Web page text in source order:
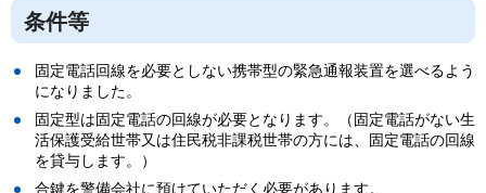
条件等
固定電話回線を必要としない携帯型の緊急通報装置を選べるよう
になりました。
固定型は固定電話の回線が必要となります。（固定電話がない生
活保護受給世帯又は住民税非課税世帯の方には、固定電話の回線
を貸与します。）
合鍵を警備会社に預けていただく必要があります。